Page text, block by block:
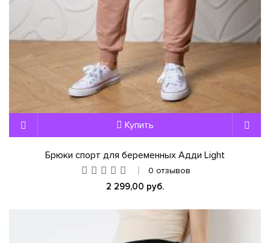
Купить
Брюки спорт для беременных Адди Light
0 отзывов
2 299,00 руб.